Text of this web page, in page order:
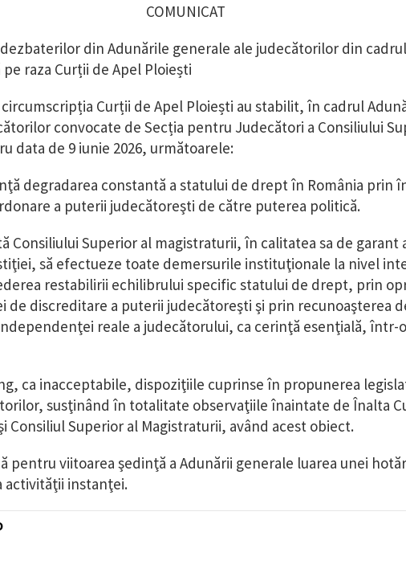
COMUNICAT
din Adunările generale ale judecătorilor din
raza Curții de Apel Ploiești
Curții de Apel Ploiești au stabilit, în cadrul
convocate de Secția pentru Judecători a Consiliului
data de 9 iunie 2026, următoarele:
degradarea constantă a statului de drept în România prin
a puterii judecătoreşti de către puterea politică.
Consiliului Superior al magistraturii, în calitatea sa de garant
să efectueze toate demersurile instituţionale la nivel
restabilirii echilibrului specific statului de drept, prin
de discreditare a puterii judecătoreşti şi prin recunoaşterea
reale a judecătorului, ca cerinţă esenţială, într-
ca inacceptabile, dispoziţiile cuprinse în propunerea
susţinând în totalitate observaţiile înaintate de Înalta
Consiliul Superior al Magistraturii, având acest obiect.
pentru viitoarea şedinţă a Adunării generale luarea unei
activităţii instanţei.